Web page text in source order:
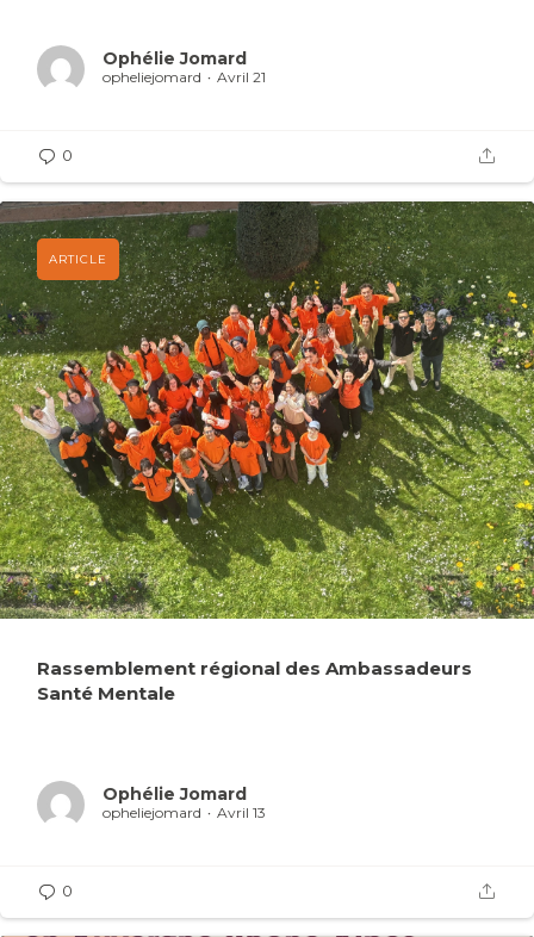
Ophélie Jomard
opheliejomard Avril 21
0
Rassemblement régional des Ambassadeurs
Santé Mentale
Ophélie Jomard
opheliejomard Avril 13
0